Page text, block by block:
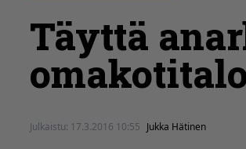
Täyttä
Julkaistu: 17.3.2016 10:55 Jukka Hätinen